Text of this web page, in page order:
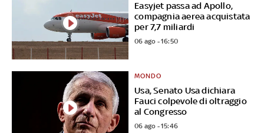
Easyjet passa ad Apollo,
compagnia aerea acquistata
per 7,7 miliardi
06 ago - 16:50
Usa, Senato Usa dichiara
Fauci colpevole di oltraggio
al Congresso
MONDO
06 ago - 15:46